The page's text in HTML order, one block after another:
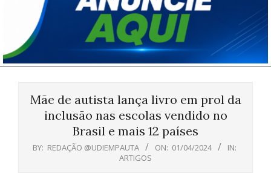
Mãe de autista lança livro em prol da
inclusão nas escolas vendido no
Brasil e mais 12 países
BY: REDAÇÃO @UDIEMPAUTA ON: 01/04/2024
IN:
ARTIGOS